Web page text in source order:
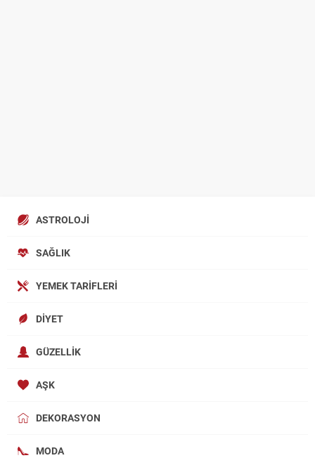
ASTROLOJI
SAĞLIK
YEMEK TARIFLERI
DIYET
GÜZELLIK
AŞK
DEKORASYON
MODA